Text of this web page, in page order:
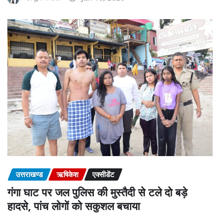
उत्तराखण्ड ऋषिकेश एक्सीडेंट
गंगा घाट पर जल पुलिस की मुस्तैदी से टले दो बड़े
हादसे, पांच लोगों को सकुशल बचाया